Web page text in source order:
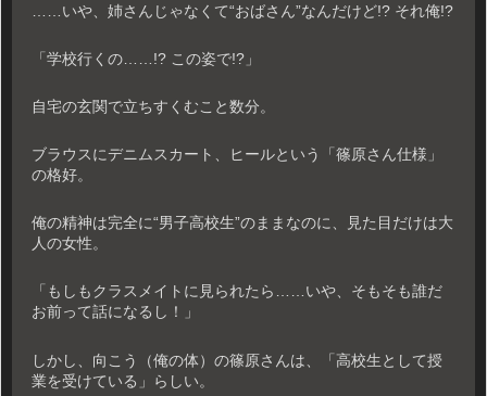
……いや、姉さんじゃなくて“おばさん”なんだけど!? それ俺!?
「学校行くの……!? この姿で!?」
自宅の玄関で立ちすくむこと数分。
ブラウスにデニムスカート、ヒールという「篠原さん仕様」
の格好。
俺の精神は完全に“男子高校生”のままなのに、見た目だけは大
人の女性。
「もしもクラスメイトに見られたら……いや、そもそも誰だ
お前って話になるし！」
しかし、向こう（俺の体）の篠原さんは、「高校生として授
業を受けている」らしい。